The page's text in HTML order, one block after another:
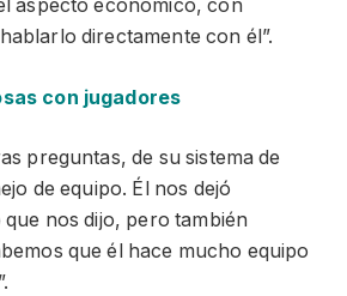
aspecto económico, con
directamente con él”.
con jugadores
preguntas, de su sistema de
de equipo. Él nos dejó
nos dijo, pero también
que él hace mucho equipo